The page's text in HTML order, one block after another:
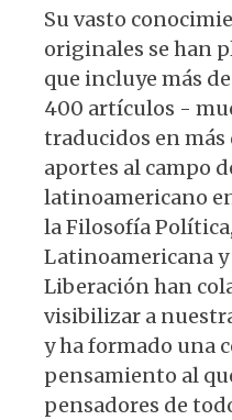
Su vasto
originales se han
que incluye más
400 artículos -
traducidos en más
aportes al campo
latinoamericano
la Filosofía
Latinoamericana
Liberación han
visibilizar a
y ha formado una
pensamiento al
pensadores de